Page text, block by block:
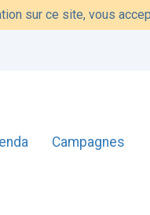
sur ce site, vous
Campagnes